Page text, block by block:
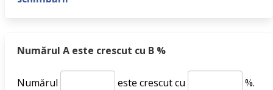
Numărul A este crescut cu B %
Numărul este crescut cu %.